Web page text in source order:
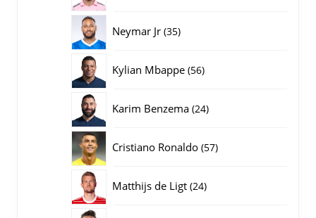
Neymar Jr 3535
Kylian Mbappe 5656
Karim Benzema 2424
Cristiano Ronaldo 5757
Matthijs de Ligt 2424